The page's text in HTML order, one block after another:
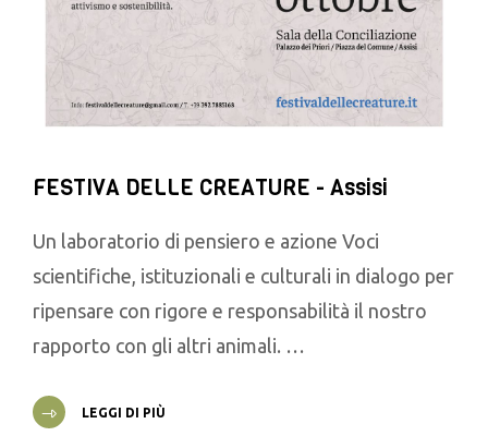
FESTIVA DELLE CREATURE - Assisi
Un laboratorio di pensiero e azione Voci
scientifiche, istituzionali e culturali in dialogo per
ripensare con rigore e responsabilità il nostro
rapporto con gli altri animali. …
LEGGI DI PIÙ